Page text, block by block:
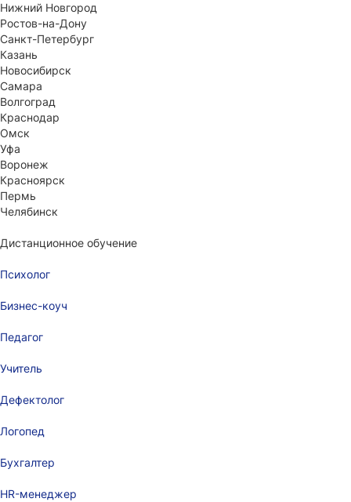
Нижний Новгород
Ростов-на-Дону
Санкт-Петербург
Казань
Новосибирск
Самара
Волгоград
Краснодар
Омск
Уфа
Воронеж
Красноярск
Пермь
Челябинск
Дистанционное обучение
Психолог
Бизнес-коуч
Педагог
Учитель
Дефектолог
Логопед
Бухгалтер
HR-менеджер